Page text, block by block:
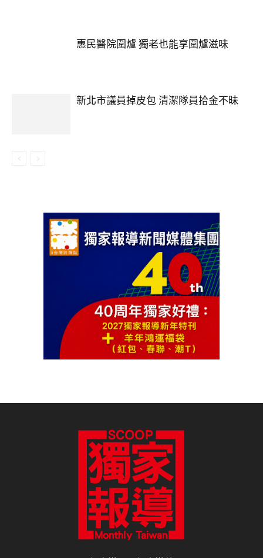
惠民醫院圍爐 獨老也能享圍爐滋味
新北市議員掉皮包 清潔隊員拾金不昧